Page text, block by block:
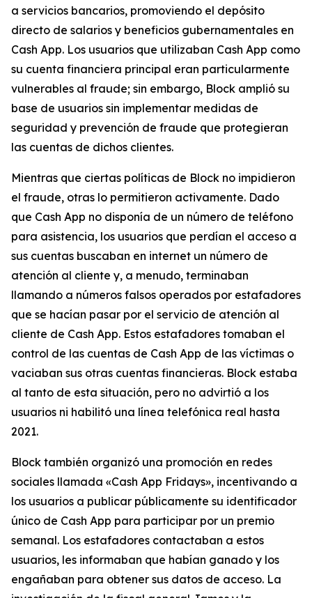
a servicios bancarios, promoviendo el depósito
directo de salarios y beneficios gubernamentales en
Cash App. Los usuarios que utilizaban Cash App como
su cuenta financiera principal eran particularmente
vulnerables al fraude; sin embargo, Block amplió su
base de usuarios sin implementar medidas de
seguridad y prevención de fraude que protegieran
las cuentas de dichos clientes.
Mientras que ciertas políticas de Block no impidieron
el fraude, otras lo permitieron activamente. Dado
que Cash App no ​​disponía de un número de teléfono
para asistencia, los usuarios que perdían el acceso a
sus cuentas buscaban en internet un número de
atención al cliente y, a menudo, terminaban
llamando a números falsos operados por estafadores
que se hacían pasar por el servicio de atención al
cliente de Cash App. Estos estafadores tomaban el
control de las cuentas de Cash App de las víctimas o
vaciaban sus otras cuentas financieras. Block estaba
al tanto de esta situación, pero no advirtió a los
usuarios ni habilitó una línea telefónica real hasta
2021.
Block también organizó una promoción en redes
sociales llamada «Cash App Fridays», incentivando a
los usuarios a publicar públicamente su identificador
único de Cash App para participar por un premio
semanal. Los estafadores contactaban a estos
usuarios, les informaban que habían ganado y los
engañaban para obtener sus datos de acceso. La